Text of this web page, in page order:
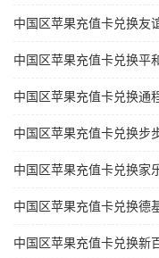
中国区苹果充值卡兑换友
中国区苹果充值卡兑换平
中国区苹果充值卡兑换通
中国区苹果充值卡兑换步
中国区苹果充值卡兑换家
中国区苹果充值卡兑换德
中国区苹果充值卡兑换新